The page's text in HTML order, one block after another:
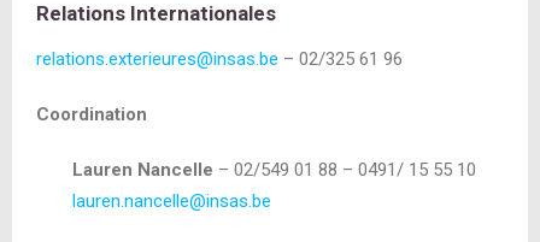
Relations Internationales
relations.exterieures@insas.be – 02/325 61 96
Coordination
Lauren Nancelle – 02/549 01 88 – 0491/ 15 55 10
lauren.nancelle@insas.be